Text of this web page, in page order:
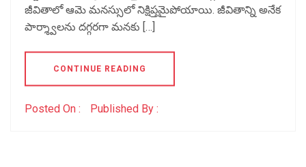
జీవితాలో ఆమె మనస్సులో నిక్షిప్తమైపోయాయి. జీవితాన్ని అనేక
పార్శ్వాలను దగ్గరగా మనకు […]
CONTINUE READING
Posted On : Published By :